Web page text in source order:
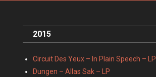
2015
Circuit Des Yeux – In Plain Speech – LP
Dungen – Allas Sak – LP